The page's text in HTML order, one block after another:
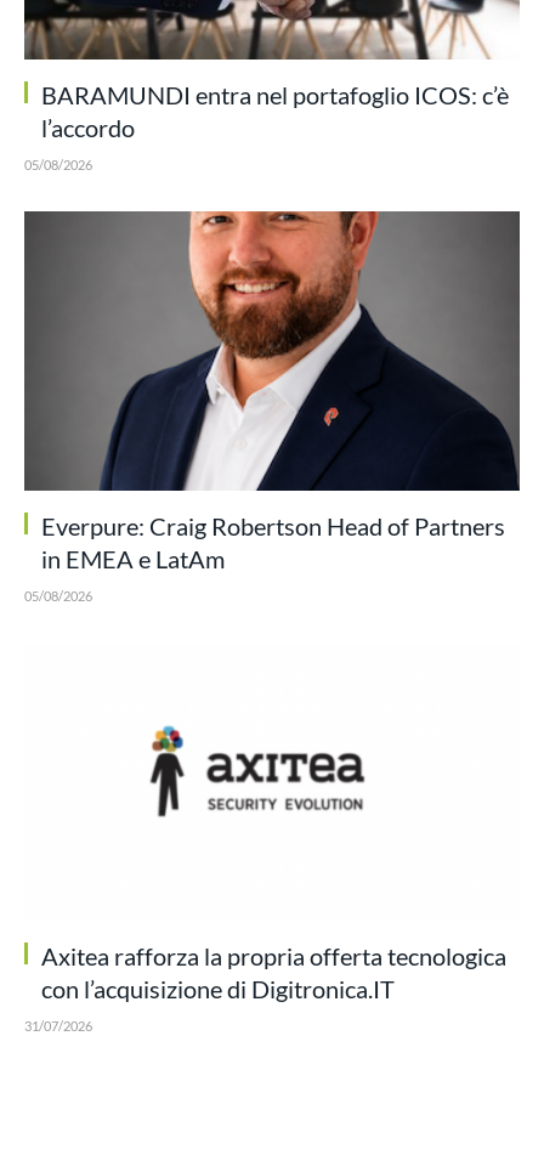
BARAMUNDI entra nel portafoglio ICOS: c’è
l’accordo
05/08/2026
Everpure: Craig Robertson Head of Partners
in EMEA e LatAm
05/08/2026
Axitea rafforza la propria offerta tecnologica
con l’acquisizione di Digitronica.IT
31/07/2026